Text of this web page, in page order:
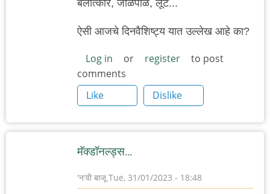
बलात्कार, जाळपोळ, लूट...
ऐसी आजचे दिनवैशिष्ट्य यात उल्लेख आहे का?
Log in or register
to post
comments
Like
Dislike
मॅक्डॉनल्ड्स…
'न'वी बाजूTue, 31/01/2023 - 18:48